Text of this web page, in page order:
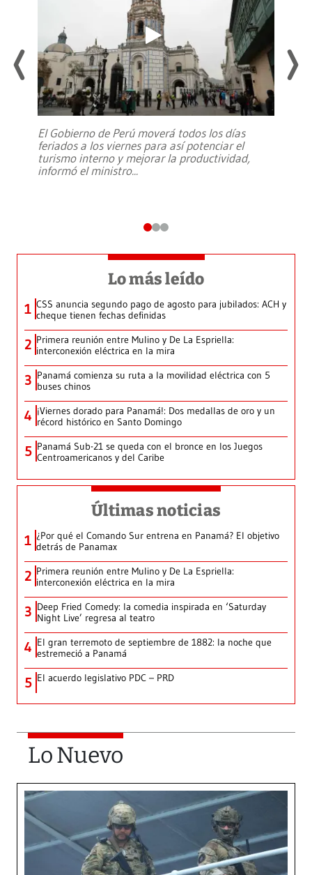
El Gobierno de Perú moverá todos los días
feriados a los viernes para así potenciar el
turismo interno y mejorar la productividad,
informó el ministro...
Lo más leído
1 CSS anuncia segundo pago de agosto para jubilados: ACH y
cheque tienen fechas definidas
2 Primera reunión entre Mulino y De La Espriella:
interconexión eléctrica en la mira
3 Panamá comienza su ruta a la movilidad eléctrica con 5
buses chinos
4 ¡Viernes dorado para Panamá!: Dos medallas de oro y un
récord histórico en Santo Domingo
5 Panamá Sub-21 se queda con el bronce en los Juegos
Centroamericanos y del Caribe
Últimas noticias
1 ¿Por qué el Comando Sur entrena en Panamá? El objetivo
detrás de Panamax
2 Primera reunión entre Mulino y De La Espriella:
interconexión eléctrica en la mira
3 Deep Fried Comedy: la comedia inspirada en ‘Saturday
Night Live’ regresa al teatro
4 El gran terremoto de septiembre de 1882: la noche que
estremeció a Panamá
5 El acuerdo legislativo PDC – PRD
Lo Nuevo